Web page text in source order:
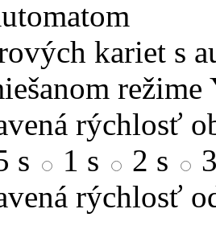
kariet s
režime
rýchlosť
s 1 s 2 s
rýchlosť